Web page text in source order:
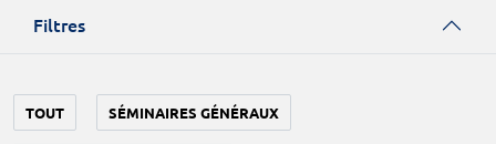
Filtres
TOUT SÉMINAIRES GÉNÉRAUX